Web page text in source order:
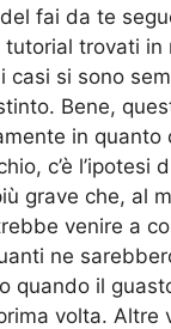
fai da te
tutorial trovati in
casi si sono
Bene,
in quanto
c’è l’ipotesi
grave che, al
venire a
ne
quando il
volta. Altre